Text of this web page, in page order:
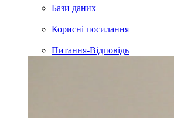
Бази даних
Корисні посилання
Питання-Відповідь